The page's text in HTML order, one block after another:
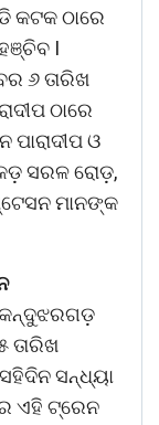
କଟକ ଠାରେ
I
୬ ତାରିଖ
ଠାରେ
ଓ
ସରଳ ରୋଡ଼,
ମାନଙ୍କ
ତାରିଖ
ସନ୍ଧ୍ୟା
ଏହି ଟ୍ରେନ